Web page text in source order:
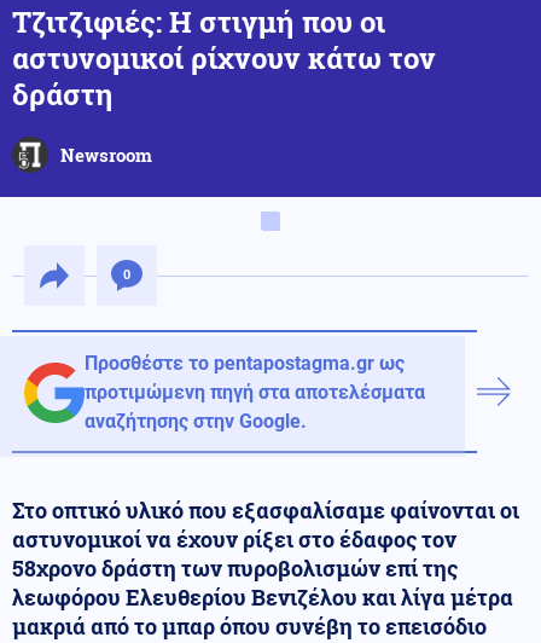
Τζιτζιφιές: Η στιγμή που οι
αστυνομικοί ρίχνουν κάτω τον
δράστη
Newsroom
0
Προσθέστε το pentapostagma.gr ως
προτιμώμενη πηγή στα αποτελέσματα
αναζήτησης στην Google.
Στο οπτικό υλικό που εξασφαλίσαμε φαίνονται οι
αστυνομικοί να έχουν ρίξει στο έδαφος τον
58χρονο δράστη των πυροβολισμών επί της
λεωφόρου Ελευθερίου Βενιζέλου και λίγα μέτρα
μακριά από το μπαρ όπου συνέβη το επεισόδιο